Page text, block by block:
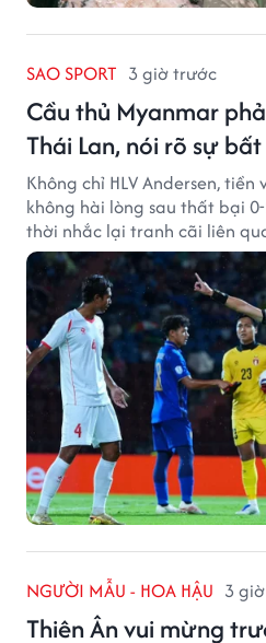
SAO SPORT 3 giờ trước
Cầu thủ Myanmar
Thái Lan, nói rõ sự
Không chỉ HLV Andersen,
không hài lòng sau thất bại
thời nhắc lại tranh cãi liên
Ohashi.
NGƯỜI MẪU - HOA HẬU 3
Thiên Ân vui mừng